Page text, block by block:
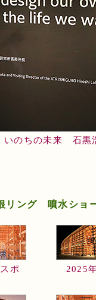
いのちの未来 石黒
リング 噴水シ
ポ 2025